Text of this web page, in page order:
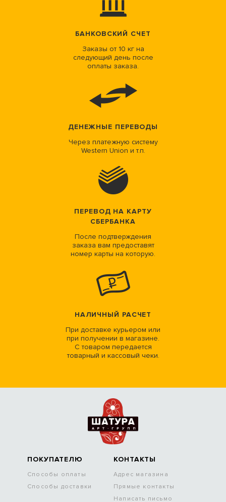
БАНКОВСКИЙ СЧЕТ
Заказы от 10 кг на
следующий день после
оплаты заказа.
ДЕНЕЖНЫЕ ПЕРЕВОДЫ
Через платежную систему
Western Union и т.п.
ПЕРЕВОД НА КАРТУ
СБЕРБАНКА
После подтверждения
заказа вам предоставят
номер карты на которую.
НАЛИЧНЫЙ РАСЧЕТ
При доставке курьером или
при получении в магазине.
С товаром передается
товарный и кассовый чеки.
ПОКУПАТЕЛЮ
Способы оплаты
Способы доставки
КОНТАКТЫ
Адрес магазина
Прямые контакты
Написать письмо